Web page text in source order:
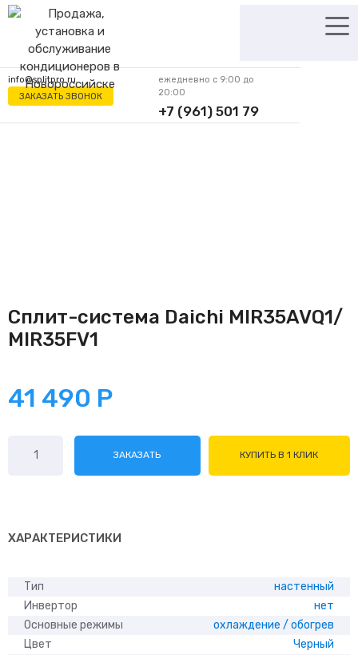
Перейти
содержимому
info@splitpro.ru
ЗАКАЗАТЬ ЗВОНОК
ежедневно с 9:00 до
20:00
+7 (961) 501 79
62
Сплит-система Daichi MIR35AVQ1/
MIR35FV1
41 490 Р
товара
ЗАКАЗАТЬ КУПИТЬ В 1 КЛИК
ХАРАКТЕРИСТИКИ
Тип
настенный
Инвертор
нет
Основные режимы
охлаждение / обогрев
Цвет
Черный